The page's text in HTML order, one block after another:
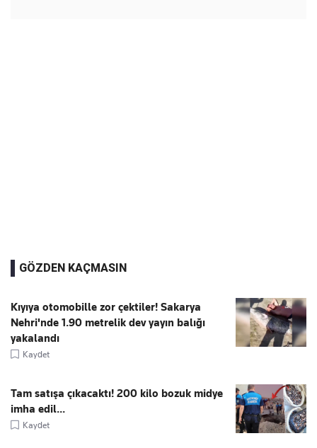
GÖZDEN KAÇMASIN
Kıyıya otomobille zor çektiler! Sakarya
Nehri'nde 1.90 metrelik dev yayın balığı
yakalandı
Kaydet
Tam satışa çıkacaktı! 200 kilo bozuk midye
imha edil...
Kaydet